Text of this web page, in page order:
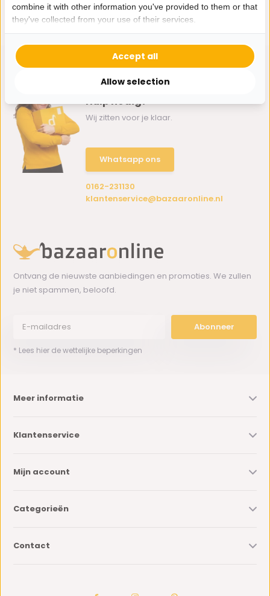
1van1artikelen
Hulp nodig?
Wij zitten voor je klaar.
Whatsapp ons
0162-231130
klantenservice@bazaaronline.nl
Ontvang de nieuwste aanbiedingen en promoties. We zullen
je niet spammen, beloofd.
Abonneer
* Lees hier de wettelijke beperkingen
Meer informatie
Klantenservice
Mijn account
Categorieën
Contact
combine it with other information you've provided to them or that
they've collected from your use of their services.
Allow selection
Accept all